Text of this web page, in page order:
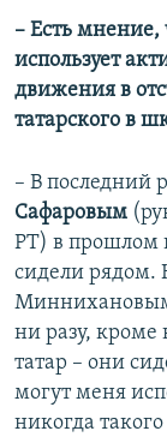
–​ Есть мнение,
использует
движения в
татарского в
​– В последний
Сафаровым
РТ) в прошлом
сидели
Миннихановым
ни разу, кроме
татар – они
могут меня
никогда